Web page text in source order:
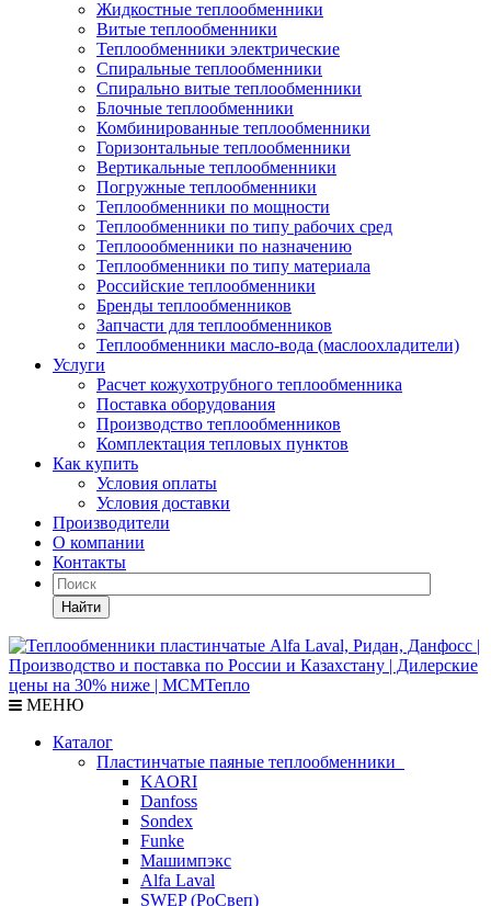
Жидкостные теплообменники
Витые теплообменники
Теплообменники электрические
Спиральные теплообменники
Спирально витые теплообменники
Блочные теплообменники
Комбинированные теплообменники
Горизонтальные теплообменники
Вертикальные теплообменники
Погружные теплообменники
Теплообменники по мощности
Теплообменники по типу рабочих сред
Теплоообменники по назначению
Теплообменники по типу материала
Российские теплообменники
Бренды теплообменников
Запчасти для теплообменников
Теплообменники масло-вода (маслоохладители)
Услуги
Расчет кожухотрубного теплообменника
Поставка оборудования
Производство теплообменников
Комплектация тепловых пунктов
Как купить
Условия оплаты
Условия доставки
Производители
О компании
Контакты
Найти
МЕНЮ
Каталог
Пластинчатые паяные теплообменники
KAORI
Danfoss
Sondex
Funke
Машимпэкс
Alfa Laval
SWEP (РоСвеп)